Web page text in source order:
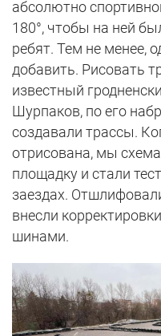
абсолютно
180°, чтобы на ней
ребят. Тем не менее,
добавить. Рисовать
известный
Шурпаков, по его
создавали трассы.
отрисована, мы
площадку и стали
заездах.
внесли
шинами.